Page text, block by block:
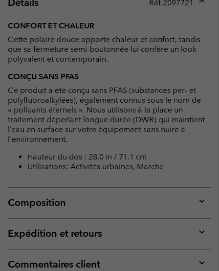
Détails Réf.2097721
CONFORT ET CHALEUR
Cette polaire douce apporte chaleur et confort, tandis
que sa fermeture semi-boutonnée lui confère un look
polyvalent et contemporain.
CONÇU SANS PFAS
Ce produit a été conçu sans PFAS (substances per- et
polyfluoroalkylées), également connus sous le nom de
« polluants éternels ». Nous utilisons à la place un
traitement déperlant longue durée (DWR) qui maintient
l’eau en surface sur votre équipement sans nuire à
l'environnement.
Hauteur du dos : 28.0 in / 71.1 cm
Utilisations: Activités urbaines, Marche
Composition
or
Expédition et retours
or
Commentaires client